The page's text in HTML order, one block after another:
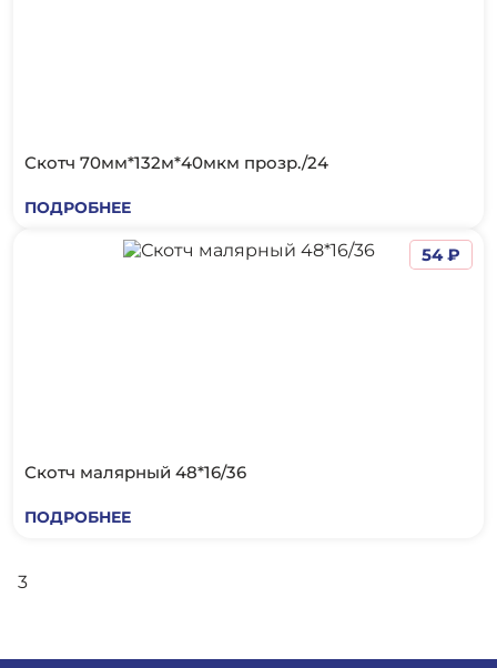
Скотч 70мм*132м*40мкм прозр./24
ПОДРОБНЕЕ
Скотч малярный 48*16/36
ПОДРОБНЕЕ
54 ₽
3